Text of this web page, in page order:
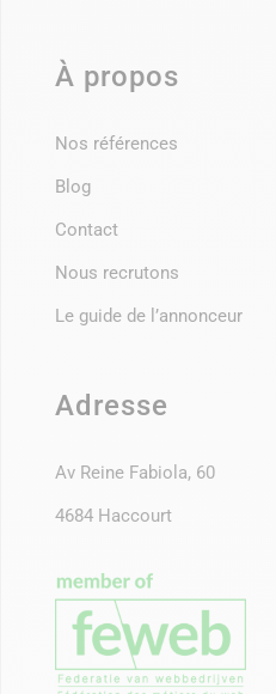
À propos
Nos références
Blog
Contact
Nous recrutons
Le guide de l’annonceur
Adresse
Av Reine Fabiola, 60
4684 Haccourt